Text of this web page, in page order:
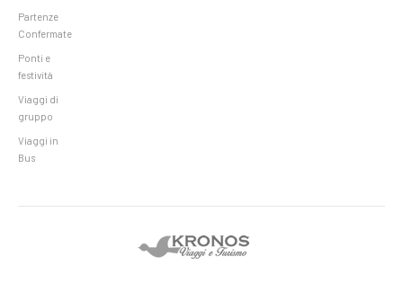
Partenze
Confermate
Ponti e
festività
Viaggi di
gruppo
Viaggi in
Bus